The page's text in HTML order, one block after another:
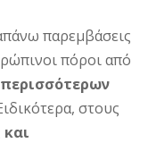
παρεμβάσεις
πόροι από
περισσότερων
στους
και